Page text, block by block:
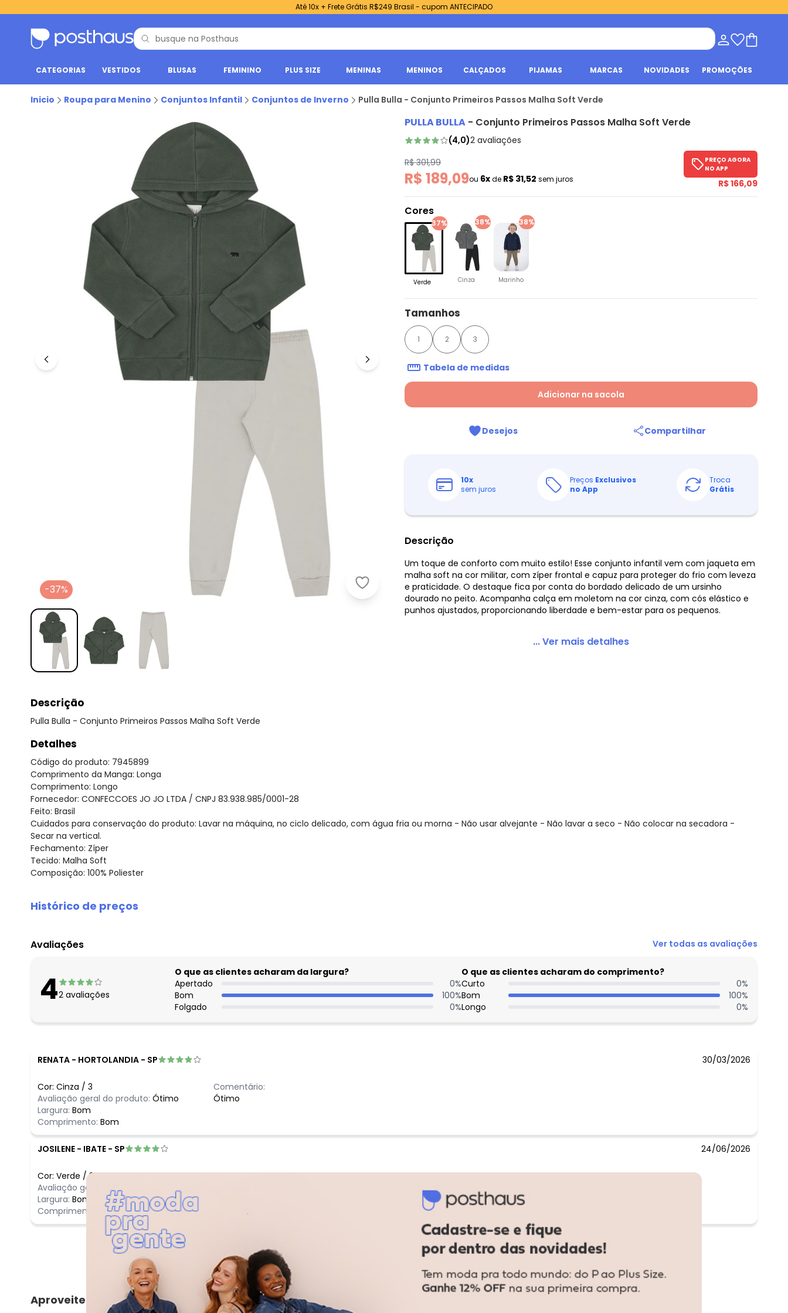
Até 10x + Frete Grátis R$249 Brasil - cupom ANTECIPADO
CATEGORIAS VESTIDOS BLUSAS FEMININO PLUS SIZE MENINAS MENINOS CALÇADOS PIJAMAS MARCAS NOVIDADES PROMOÇÕES
Inicio Roupa para Menino Conjuntos Infantil Conjuntos de Inverno Pulla Bulla - Conjunto Primeiros Passos Malha Soft Verde
Pulla Bulla - Conjunto Primeiros Passos Malha Soft Verde
-37%
PULLA BULLA - Conjunto Primeiros Passos Malha Soft Verde
(4,0)2 avaliações
R$ 301,99
R$ 189,09ou 6xde R$ 31,52 sem juros
PREÇO AGORA
NO APP
R$ 166,09
Cores
37%
Verde
38%
Cinza
38%
Marinho
Tamanhos
1 2 3
Tabela de medidas
Adicionar na sacola
Desejos Compartilhar
10x
sem juros
Preços Exclusivos
no App
Troca
Grátis
Descrição
Um toque de conforto com muito estilo! Esse conjunto infantil vem com jaqueta em
malha soft na cor militar, com zíper frontal e capuz para proteger do frio com leveza
e praticidade. O destaque fica por conta do bordado delicado de um ursinho
dourado no peito. Acompanha calça em moletom na cor cinza, com cós elástico e
punhos ajustados, proporcionando liberdade e bem-estar para os pequenos.
... Ver mais detalhes
Descrição
Pulla Bulla - Conjunto Primeiros Passos Malha Soft Verde
Detalhes
Código do produto: 7945899
Comprimento da Manga: Longa
Comprimento: Longo
Fornecedor: CONFECCOES JO JO LTDA / CNPJ 83.938.985/0001-28
Feito: Brasil
Cuidados para conservação do produto: Lavar na máquina, no ciclo delicado, com água fria ou morna - Não usar alvejante - Não lavar a seco - Não colocar na secadora -
Secar na vertical.
Fechamento: Zíper
Tecido: Malha Soft
Composição: 100% Poliester
Histórico de preços
agosto/2026
N/D*
maio/2026 N/D*
abril/2026 N/D*
N/D*
fevereiro/2026 N/D*
Avaliações Ver todas as avaliações
42 avaliações
O que as clientes acharam da largura?
Apertado
0%
Bom
100%
Folgado
0%
O que as clientes acharam do comprimento?
Curto
0%
Bom
100%
Longo
0%
RENATA - HORTOLANDIA - SP 30/03/2026
Cor: Cinza / 3
Avaliação geral do produto: Ótimo
Largura: Bom
Comprimento: Bom
Comentário:
Ótimo
JOSILENE - IBATE - SP 24/06/2026
Cor: Verde /3
Avaliação geral do produto:
Ótimo
Largura: Bom
Comprimento:
Bom
Comentário:
Ver todas as avaliações
Aproveite e compre junto